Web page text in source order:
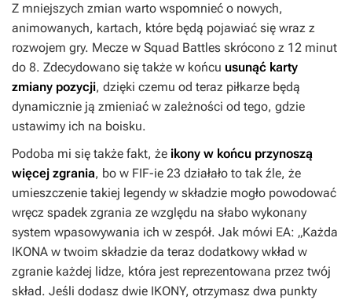
Z mniejszych zmian warto wspomnieć o nowych,
animowanych, kartach, które będą pojawiać się wraz z
rozwojem gry. Mecze w Squad Battles skrócono z 12 minut
do 8. Zdecydowano się także w końcu usunąć karty
zmiany pozycji, dzięki czemu od teraz piłkarze będą
dynamicznie ją zmieniać w zależności od tego, gdzie
ustawimy ich na boisku.
Podoba mi się także fakt, że ikony w końcu przynoszą
więcej zgrania, bo w FIF-ie 23 działało to tak źle, że
umieszczenie takiej legendy w składzie mogło powodować
wręcz spadek zgrania ze względu na słabo wykonany
system wpasowywania ich w zespół. Jak mówi EA: „Każda
IKONA w twoim składzie da teraz dodatkowy wkład w
zgranie każdej lidze, która jest reprezentowana przez twój
skład. Jeśli dodasz dwie IKONY, otrzymasz dwa punkty